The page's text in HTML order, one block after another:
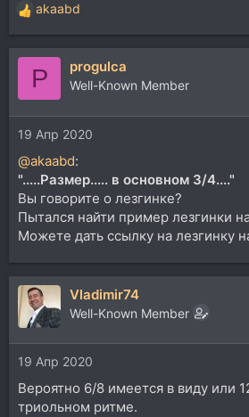
Р
е
а
и
и
:
akaabd
P progulca
Well-Known Member
19 Апр 2020
@akaabd:
".....Размер..... в основном 3/4...."
Вы говорите о лезгинке?
Пытался найти пример лезгинки
Можете дать ссылку на лезгинку
Vladimir74
Well-Known Member
19 Апр 2020
Вероятно 6/8 имеется в виду или
триольном ритме.